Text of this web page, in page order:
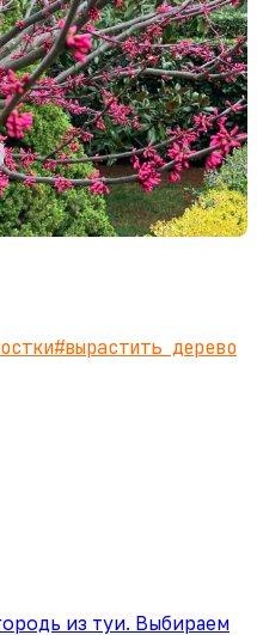
#вырастить дерево
из туи. Выбираем